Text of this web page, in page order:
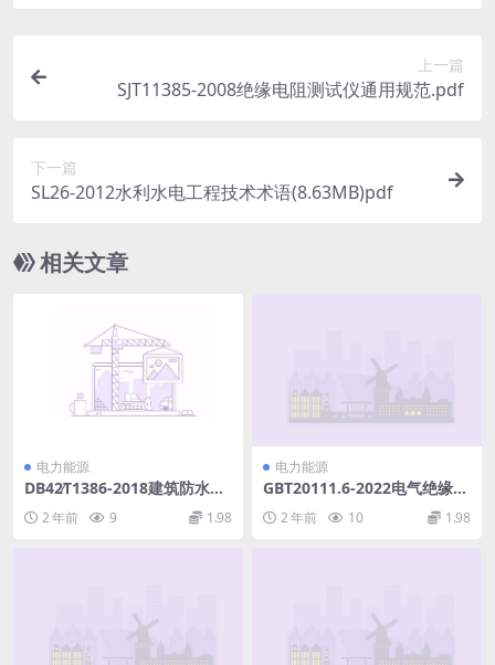
上一篇
SJT11385-2008绝缘电阻测试仪通用规范.pdf
下一篇
SL26-2012水利水电工程技术术语(8.63MB)pdf
相关文章
电力能源
DB42∕T1386-2018建筑防水工
2 年前 9 1.98
电力能源
GBT20111.6-2022电气绝缘系
统热评定规程第6部分：在诊
断试验中增加因子的多因子评
2 年前 10 1.98